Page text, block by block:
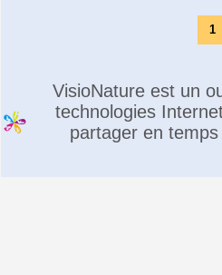
1
VisioNature est un
technologies
partager en